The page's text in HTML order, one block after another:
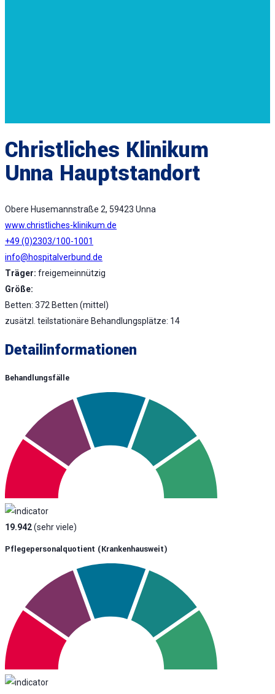
Christliches Klinikum
Unna Hauptstandort
Obere Husemannstraße 2, 59423 Unna
www.christliches-klinikum.de
+49 (0)2303/100-1001
info@hospitalverbund.de
Träger: freigemeinnützig
Größe:
Betten: 372 Betten (mittel)
zusätzl. teilstationäre Behandlungsplätze: 14
Detailinformationen
Behandlungsfälle
19.942(sehr viele)
Pflegepersonalquotient (krankenhausweit)